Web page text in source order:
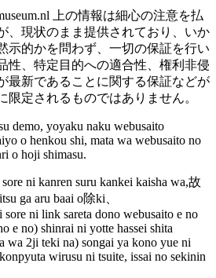
上の情報は細心の注意を払
、現状のまま提供されており、いか
示的かを問わず、一切の保証を行い
性、特定目的への適合性、権利非侵
最新であることに関する保証などが
限定されるものではありません。
demo, yoyaku naku webusaito
o henkou shi, mata wa webusaito no
o hoji shimasu.
ni kanren suru kankei kaisha wa,故
ga aru baai o除ki、
ni link sareta dono webusaito e no
e no) shinrai ni yotte hassei shita
wa 2ji teki na) songai ya kono yue ni
wirusu ni tsuite, issai no sekinin